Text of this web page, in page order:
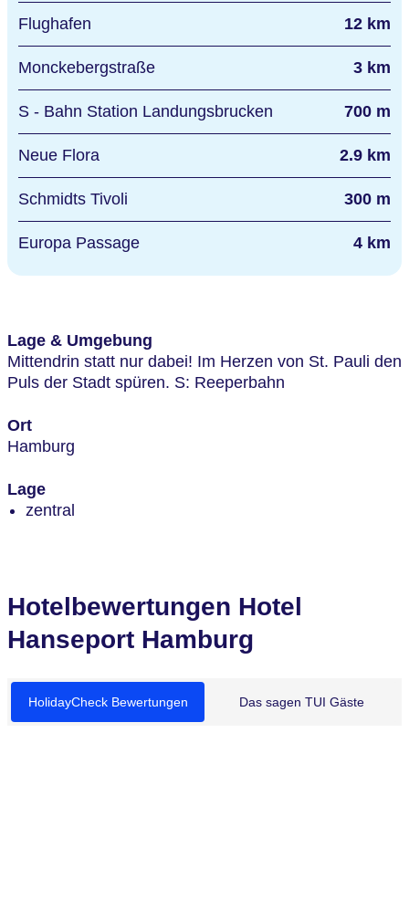
Flughafen 12 km
Monckebergstraße 3 km
S - Bahn Station Landungsbrucken 700 m
Neue Flora 2.9 km
Schmidts Tivoli 300 m
Europa Passage 4 km
Lage & Umgebung
Mittendrin statt nur dabei! Im Herzen von St. Pauli den
Puls der Stadt spüren. S: Reeperbahn
Ort
Hamburg
Lage
zentral
Hotelbewertungen Hotel
Hanseport Hamburg
HolidayCheck Bewertungen Das sagen TUI Gäste